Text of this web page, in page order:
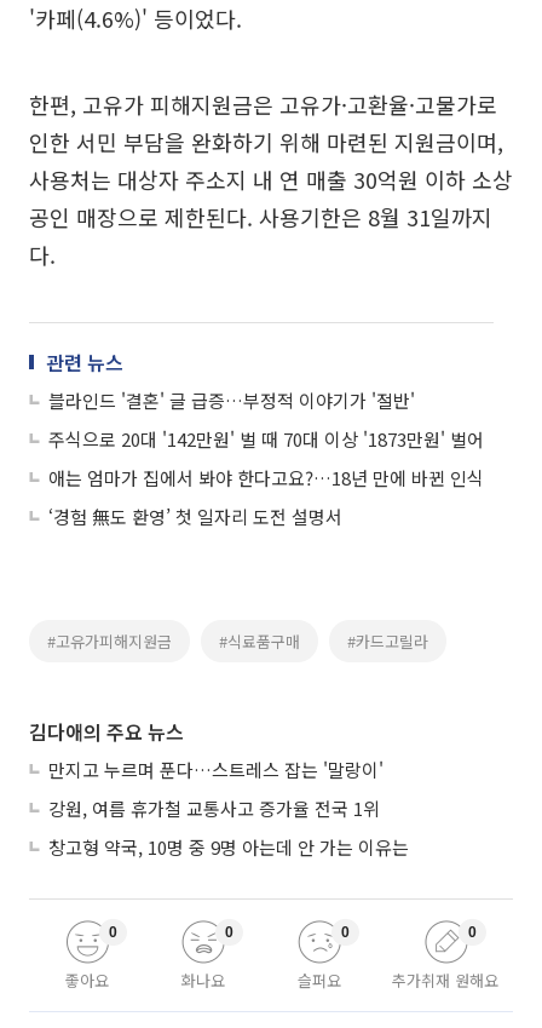
'카페(4.6%)' 등이었다.
한편, 고유가 피해지원금은 고유가·고환율·고물가로
인한 서민 부담을 완화하기 위해 마련된 지원금이며,
사용처는 대상자 주소지 내 연 매출 30억원 이하 소상
공인 매장으로 제한된다. 사용기한은 8월 31일까지
다.
관련 뉴스
블라인드 '결혼' 글 급증…부정적 이야기가 '절반'
주식으로 20대 '142만원' 벌 때 70대 이상 '1873만원' 벌어
애는 엄마가 집에서 봐야 한다고요?…18년 만에 바뀐 인식
‘경험 無도 환영’ 첫 일자리 도전 설명서
#고유가피해지원금 #식료품구매 #카드고릴라
김다애의 주요 뉴스
만지고 누르며 푼다…스트레스 잡는 '말랑이'
강원, 여름 휴가철 교통사고 증가율 전국 1위
창고형 약국, 10명 중 9명 아는데 안 가는 이유는
좋아요
0
화나요
0
슬퍼요
0
추가취재 원해요
0